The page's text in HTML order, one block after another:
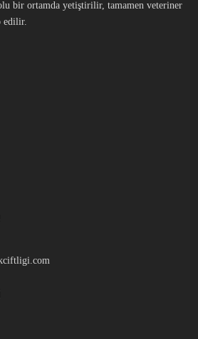
bir ortamda yetiştirilir, tamamen veteriner
edilir.